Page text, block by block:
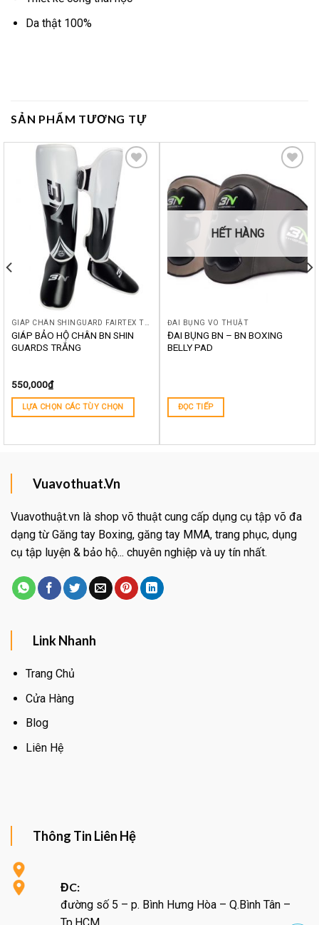
Da thật 100%
SẢN PHẨM TƯƠNG TỰ
GIÁP CHÂN SHINGUARD FAIRTEX TWINS TOPKING BN YOKKAO RAJA BOON THÁI LAN
GIÁP BẢO HỘ CHÂN BN SHIN
GUARDS TRẮNG
550,000₫
LỰA CHỌN CÁC TÙY CHỌN
thích
HẾT HÀNG
ĐAI BỤNG VÕ THUẬT
ĐAI BỤNG BN – BN BOXING
BELLY PAD
ĐỌC TIẾP
Vuavothuat.Vn
Vuavothuật.vn là shop võ thuật cung cấp dụng cụ tập võ đa
dạng từ Găng tay Boxing, găng tay MMA, trang phục, dụng
cụ tập luyện & bảo hộ... chuyên nghiệp và uy tín nhất.
Link Nhanh
Trang Chủ
Cửa Hàng
Blog
Liên Hệ
Thông Tin Liên Hệ
ĐC:
đường số 5 – p. Bình Hưng Hòa – Q.Bình Tân –